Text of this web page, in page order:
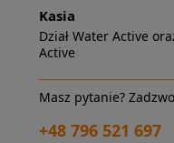
Kasia
Dział Water Active
Active
Masz pytanie?
+48 796 521 697